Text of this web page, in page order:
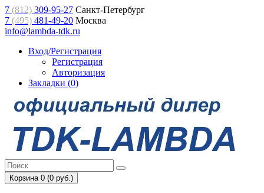
7 (812) 309-95-27 Санкт-Петербург
7 (495) 481-49-20 Москва
info@lambda-tdk.ru
Вход/Регистрация
Регистрация
Авторизация
Закладки (0)
Корзина 0 (0 руб.)